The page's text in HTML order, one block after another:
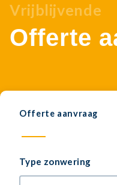
Vrijblijvende
Offerte
Offerte aanvraag
Type zonwering